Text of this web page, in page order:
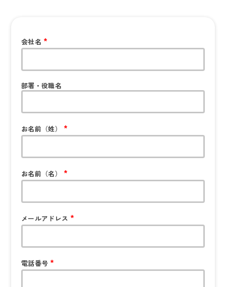
会社名 *
部署・役職名
お名前（姓） *
お名前（名） *
メールアドレス *
電話番号 *